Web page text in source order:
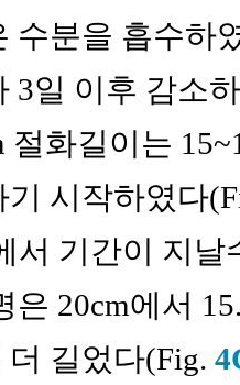
수분을 흡수하
3일 이후 감소
절화길이는
기 시작하였다
서 기간이 지
20cm에서
더 길었다(Fig.